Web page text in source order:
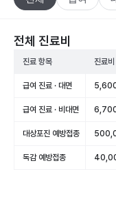
전체 진료비
진료 항목 진료비
급여 진료 · 대면
급여 진료 · 비대면
대상포진 예방접종
독감 예방접종